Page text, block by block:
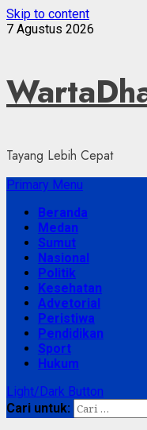
Skip to content
7 Agustus 2026
Tayang Lebih Cepat
Primary Menu
Beranda
Medan
Sumut
Nasional
Politik
Kesehatan
Advetorial
Peristiwa
Pendidikan
Sport
Hukum
Light/Dark Button
Cari untuk: